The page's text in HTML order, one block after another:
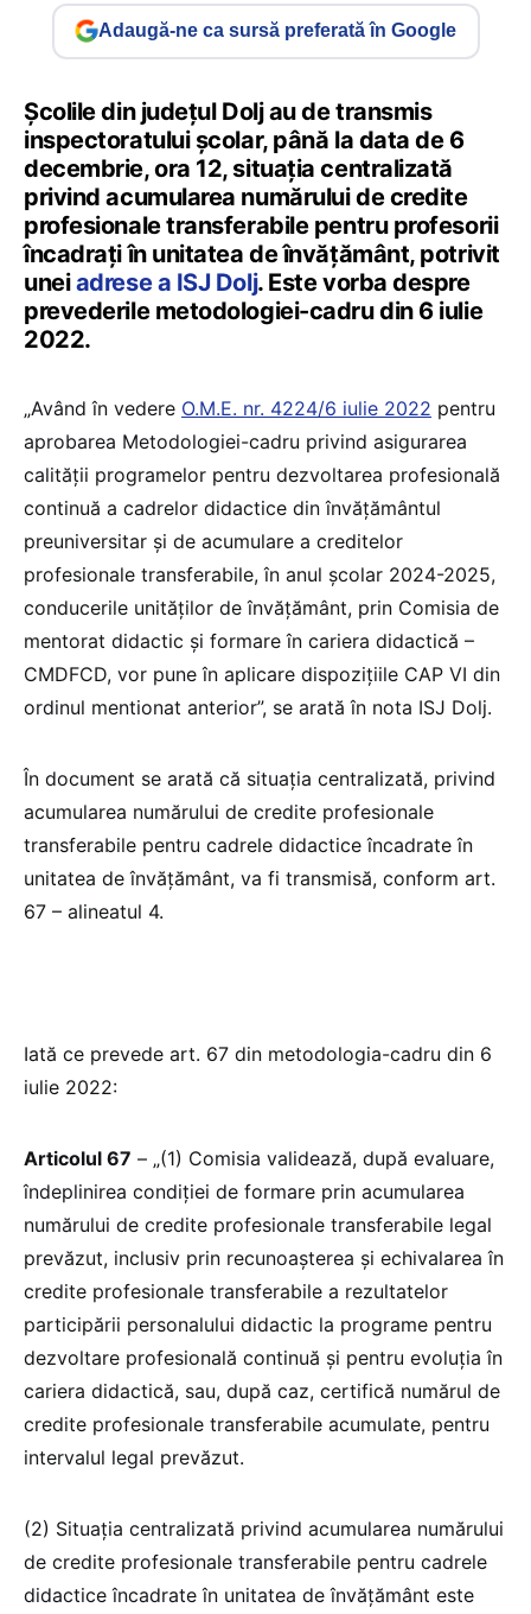
Adaugă-ne ca sursă preferată în Google
Școlile din județul Dolj au de transmis
inspectoratului școlar, până la data de 6
decembrie, ora 12, situația centralizată
privind acumularea numărului de credite
profesionale transferabile pentru profesorii
încadrați în unitatea de învățământ, potrivit
uneiadrese a ISJ Dolj. Este vorba despre
prevederile metodologiei-cadru din 6 iulie
2022.
„Având în vedere O.M.E. nr. 4224/6 iulie 2022 pentru
aprobarea Metodologiei-cadru privind asigurarea
calității programelor pentru dezvoltarea profesională
continuă a cadrelor didactice din învăţământul
preuniversitar și de acumulare a creditelor
profesionale transferabile, în anul școlar 2024-2025,
conducerile unităților de învățământ, prin Comisia de
mentorat didactic și formare în cariera didactică –
CMDFCD, vor pune în aplicare dispozițiile CAP VI din
ordinul mentionat anterior”, se arată în nota ISJ Dolj.
În document se arată că situația centralizată, privind
acumularea numărului de credite profesionale
transferabile pentru cadrele didactice încadrate în
unitatea de învățământ, va fi transmisă, conform art.
67 – alineatul 4.
Iată ce prevede art. 67 din metodologia-cadru din 6
iulie 2022:
Articolul 67 – „(1) Comisia validează, după evaluare,
îndeplinirea condiției de formare prin acumularea
numărului de credite profesionale transferabile legal
prevăzut, inclusiv prin recunoașterea și echivalarea în
credite profesionale transferabile a rezultatelor
participării personalului didactic la programe pentru
dezvoltare profesională continuă și pentru evoluția în
cariera didactică, sau, după caz, certifică numărul de
credite profesionale transferabile acumulate, pentru
intervalul legal prevăzut.
(2) Situația centralizată privind acumularea numărului
de credite profesionale transferabile pentru cadrele
didactice încadrate în unitatea de învățământ este